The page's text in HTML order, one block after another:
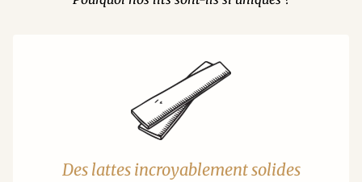
Des lattes incroyablement solides